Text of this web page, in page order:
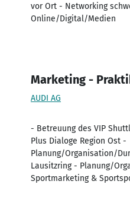
vor Ort - Networking
Online/Digital/Medien
Marketing -
AUDI AG
- Betreuung des VIP
Plus Dialoge Region Ost -
Planung/Organisation/
Lausitzring - Planung/
Sportmarketing &